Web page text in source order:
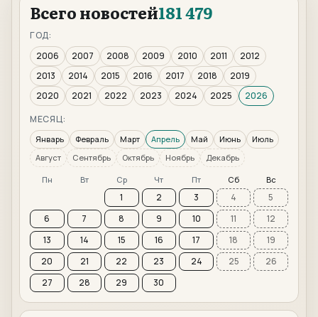
Всего новостей181 479
ГОД:
2006
2007 2008 2009 2010 2011
2012
2013
2014 2015 2016 2017 2018
2019
2020
2021 2022 2023 2024 2025
2026
МЕСЯЦ:
Январь Февраль Март Апрель Май Июнь
Июль
Август
Сентябрь Октябрь Ноябрь Декабрь
Пн Вт Ср Чт Пт Сб Вс
1 2 3 4
5
6
7 8 9 10 11
12
13
14 15 16 17 18
19
20
21 22 23 24 25
26
27
28 29 30